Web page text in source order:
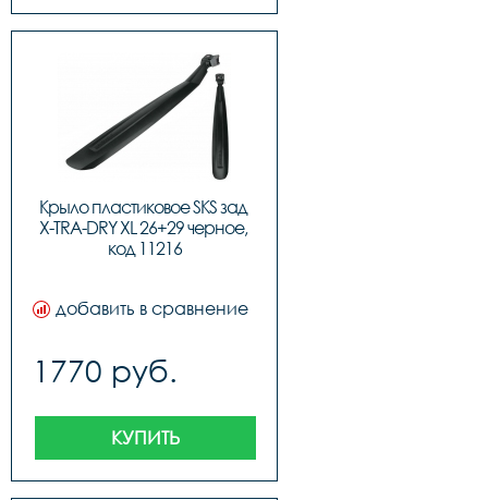
Крыло пластиковое SKS зад
X-TRA-DRY XL 26+29 черное,
код 11216
добавить в сравнение
1770 руб.
КУПИТЬ